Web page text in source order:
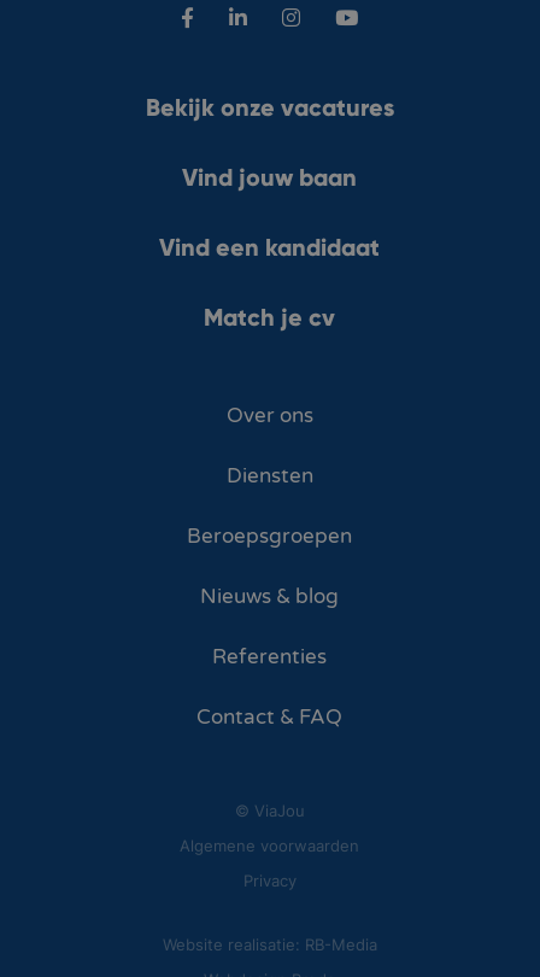
Bekijk onze vacatures
Vind jouw baan
Vind een kandidaat
Match je cv
Over ons
Diensten
Beroepsgroepen
Nieuws & blog
Referenties
Contact & FAQ
© ViaJou
Algemene voorwaarden
Privacy
Website realisatie: RB-Media